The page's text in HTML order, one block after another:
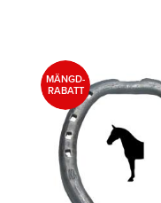
MÄNGD-
RABATT